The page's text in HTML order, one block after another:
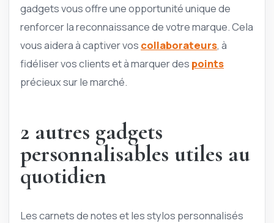
gadgets vous offre une opportunité unique de
renforcer la reconnaissance de votre marque. Cela
vous aidera à captiver vos collaborateurs, à
fidéliser vos clients et à marquer des points
précieux sur le marché.
2 autres gadgets
personnalisables utiles au
quotidien
Les carnets de notes et les stylos personnalisés